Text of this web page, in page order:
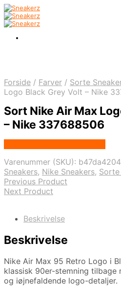
Forside / Farver / Sorte
Logo Black Grey Volt – Nike
Sort Nike Air Max
– Nike 337688506
Varenummer (SKU):
Sneakers, Nike Sneakers, Sorte
Previous Product
Next Product
Beskrivelse
Beskrivelse
Nike Air Max 95 Retro Logo i
klassisk 90er-stemning
og iøjnefaldende logo-detaljer.